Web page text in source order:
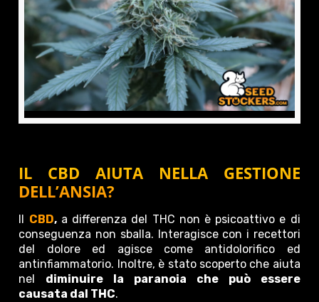
IL CBD AIUTA NELLA GESTIONE
DELL’ANSIA?
Il CBD,a differenza del THC non è psicoattivo e di
conseguenza non sballa. Interagisce con i recettori
del dolore ed agisce come antidolorifico ed
antinfiammatorio. Inoltre, è stato scoperto che aiuta
nel diminuire la paranoia che può essere
causata dal THC.